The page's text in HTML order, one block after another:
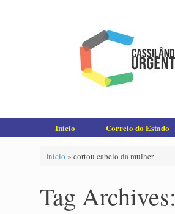
Início Correio do Estado
Início » cortou cabelo da mulher
Tag Archives: